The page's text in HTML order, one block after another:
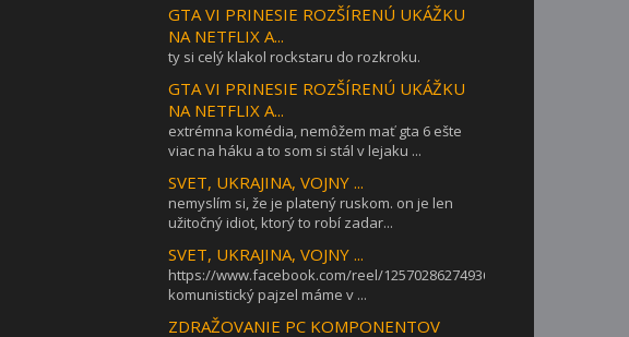
GTA VI PRINESIE ROZŠÍRENÚ UKÁŽKU
NA NETFLIX A...
ty si celý klakol rockstaru do rozkroku.
GTA VI PRINESIE ROZŠÍRENÚ UKÁŽKU
NA NETFLIX A...
extrémna komédia, nemôžem mať gta 6 ešte
viac na háku a to som si stál v lejaku ...
SVET, UKRAJINA, VOJNY ...
nemyslím si, že je platený ruskom. on je len
užitočný idiot, ktorý to robí zadar...
SVET, UKRAJINA, VOJNY ...
https://www.facebook.com/reel/1257028627493642takýto
komunistický pajzel máme v ...
ZDRAŽOVANIE PC KOMPONENTOV